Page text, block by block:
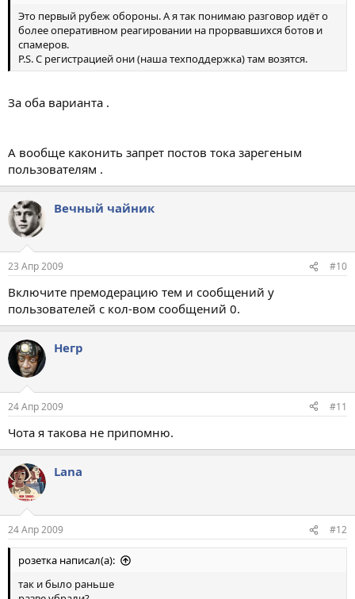
Это первый рубеж обороны. А я так понимаю разговор идёт о
более оперативном реагировании на прорвавшихся ботов и
спамеров.
P.S. С регистрацией они (наша техподдержка) там возятся.
За оба варианта .
А вообще каконить запрет постов тока зарегеным
пользователям .
Вечный чайник
23 Апр 2009 #10
Включите премодерацию тем и сообщений у
пользователей с кол-вом сообщений 0.
Негр
24 Апр 2009 #11
Чота я такова не припомню.
Lana
24 Апр 2009 #12
розетка написал(а):
так и было раньше